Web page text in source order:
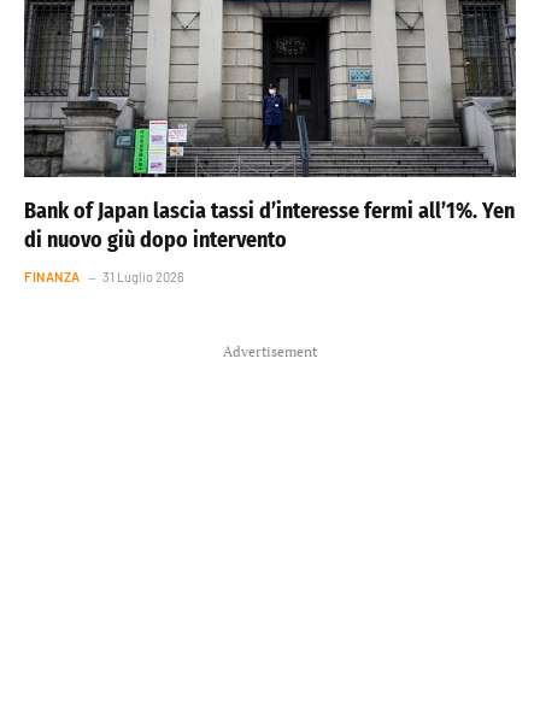
Bank of Japan lascia tassi d’interesse fermi all’1%. Yen
di nuovo giù dopo intervento
FINANZA 31 Luglio 2026
Advertisement